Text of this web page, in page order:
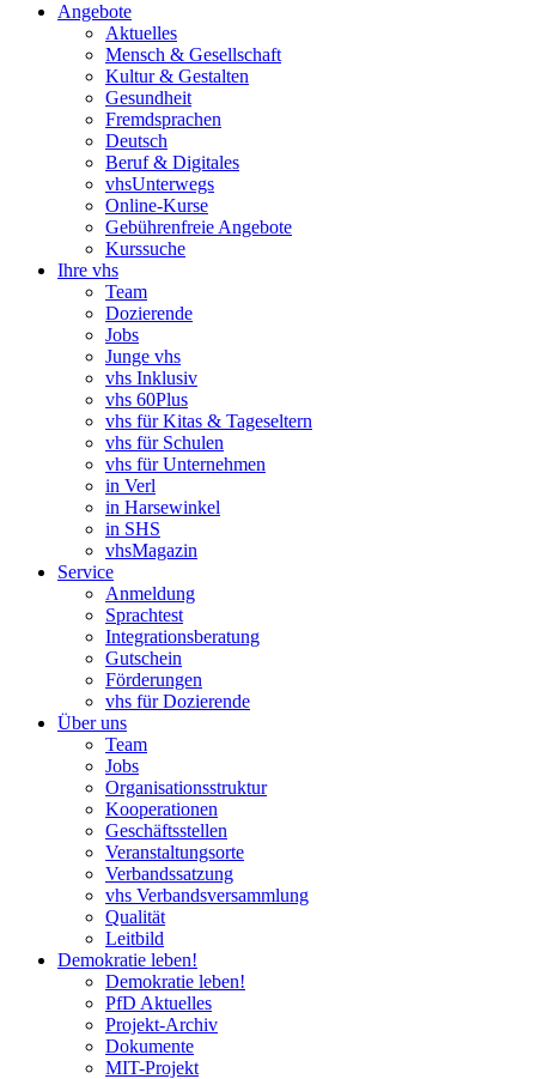
Angebote
Aktuelles
Mensch & Gesellschaft
Kultur & Gestalten
Gesundheit
Fremdsprachen
Deutsch
Beruf & Digitales
vhsUnterwegs
Online-Kurse
Gebührenfreie Angebote
Kurssuche
Ihre vhs
Team
Dozierende
Jobs
Junge vhs
vhs Inklusiv
vhs 60Plus
vhs für Kitas & Tageseltern
vhs für Schulen
vhs für Unternehmen
in Verl
in Harsewinkel
in SHS
vhsMagazin
Service
Anmeldung
Sprachtest
Integrationsberatung
Gutschein
Förderungen
vhs für Dozierende
Über uns
Team
Jobs
Organisationsstruktur
Kooperationen
Geschäftsstellen
Veranstaltungsorte
Verbandssatzung
vhs Verbandsversammlung
Qualität
Leitbild
Demokratie leben!
Demokratie leben!
PfD Aktuelles
Projekt-Archiv
Dokumente
MIT-Projekt